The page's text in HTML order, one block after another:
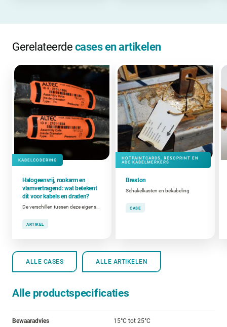
Gerelateerde cases en artikelen
KABELCODERING
Halogeenvrij, rookarm en
vlamvertragend: wat betekent
dit voor kabels en draden?
ARTIKEL
HOTPAINTCARDS, RESOPRINT EN
ADC KABELMERKERS
Breston
Schakelkasten en bekabeling
CASE
ALLE CASES ALLE ARTIKELEN
Alle productspecificaties
Bewaaradvies 15°C tot 25°C